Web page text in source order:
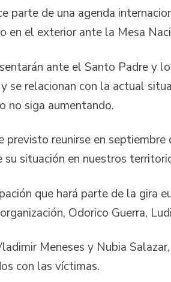
parte de una agenda
en el exterior ante la Mesa
ante el Santo Padre y
se relacionan con la actual
no siga aumentando.
reunirse en
situación en nuestros
que hará parte de la gira
Odorico Guerra,
Meneses y Nubia
con las víctimas.